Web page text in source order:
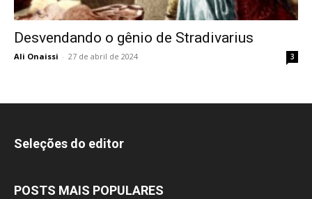
Desvendando o gênio de Stradivarius
Ali Onaissi - 27 de abril de 2024 3
Seleções do editor
POSTS MAIS POPULARES